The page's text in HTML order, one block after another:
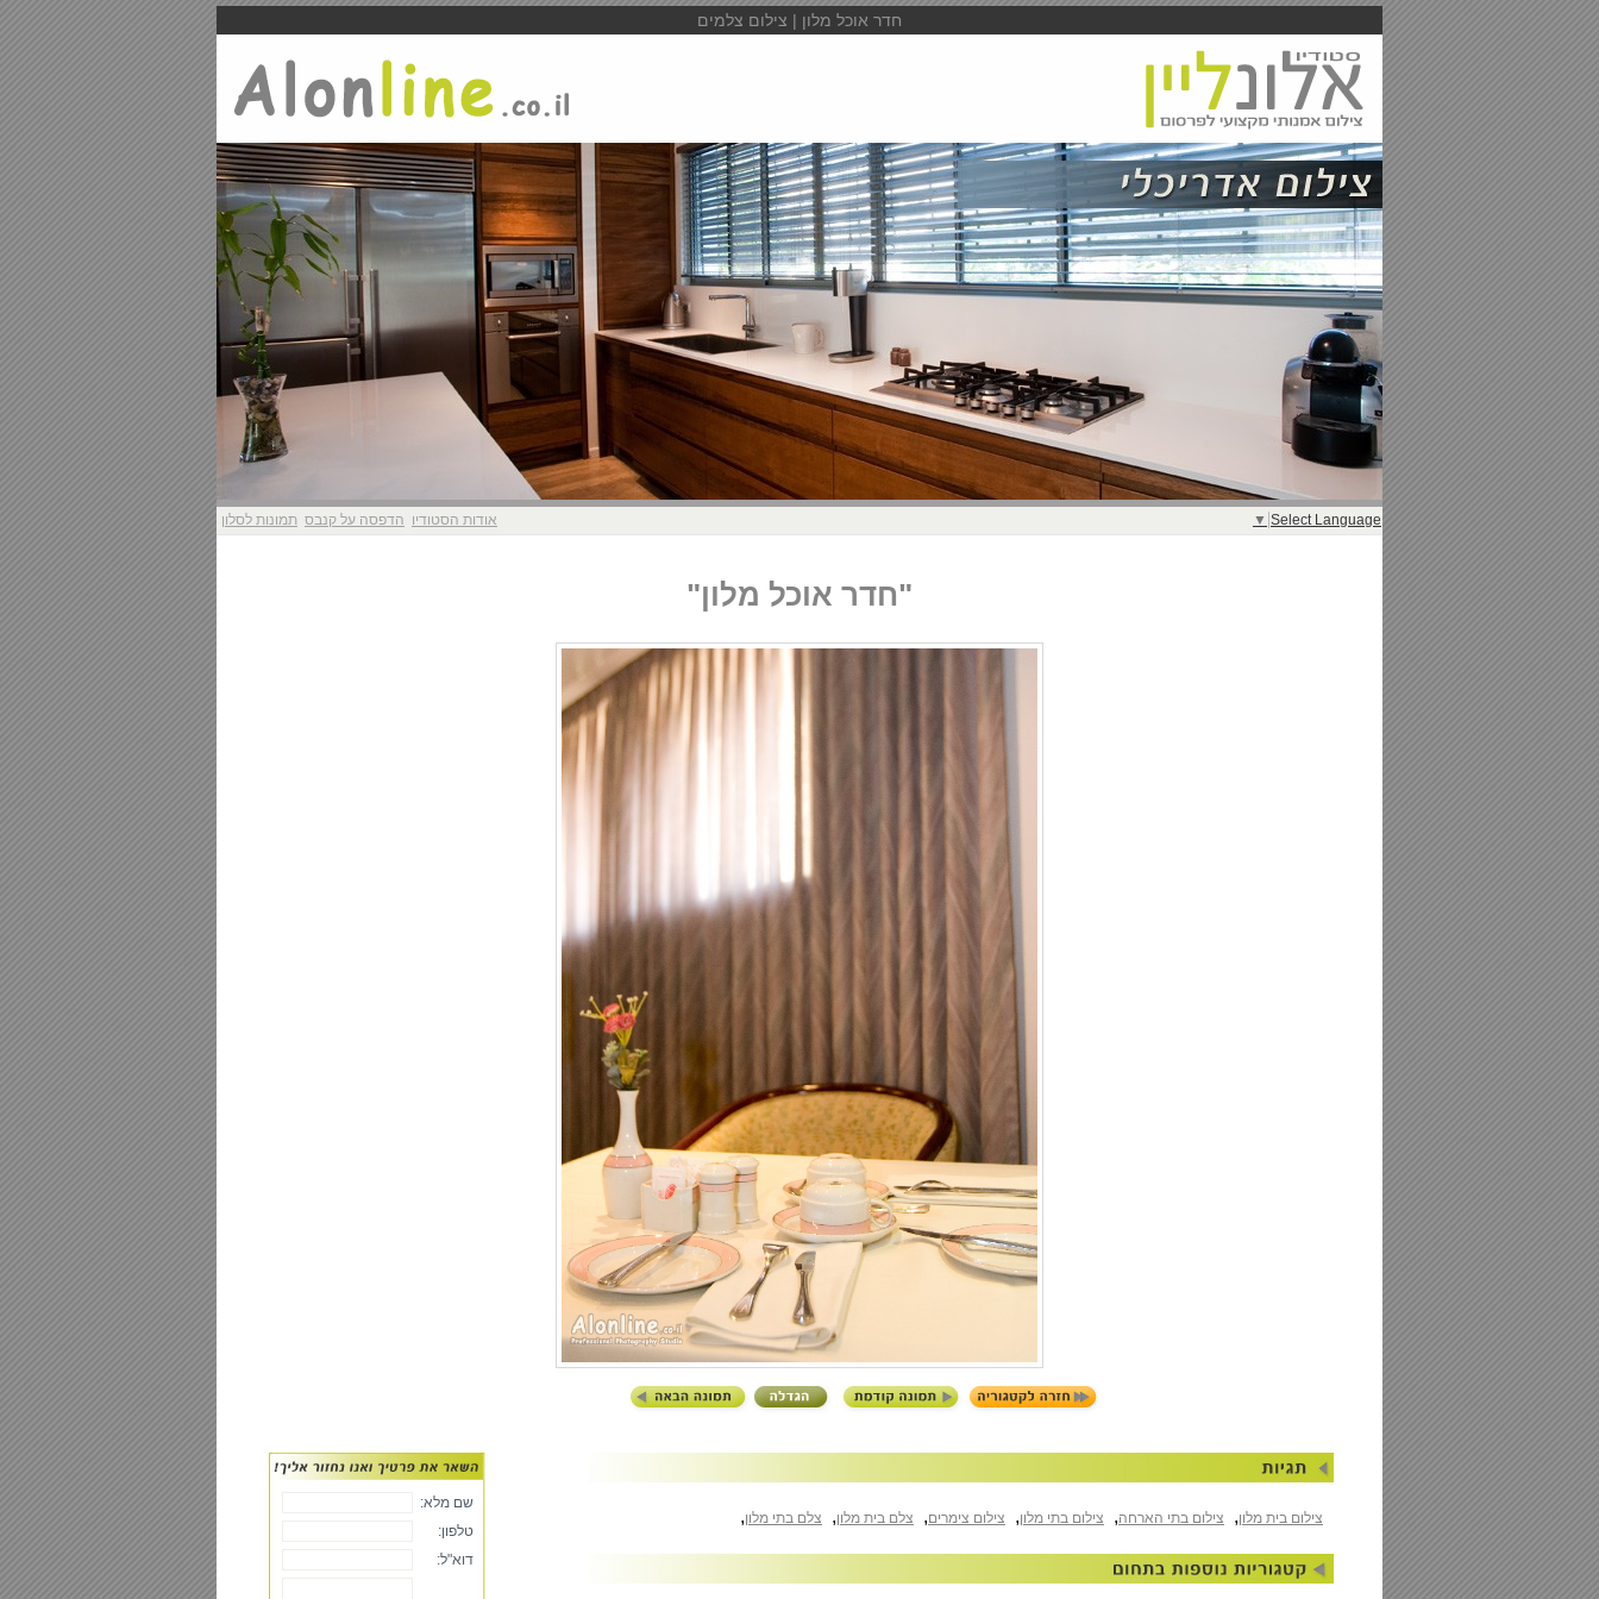
חדר אוכל מלון | צילום צלמים
Select Language
▼ אודות הסטודיו הדפסה על קנבס תמונות לסלון
"חדר אוכל מלון"
צילום בית מלון, צילום בתי הארחה, צילום בתי מלון, צילום צימרים, צלם בית מלון, צלם בתי מלון,